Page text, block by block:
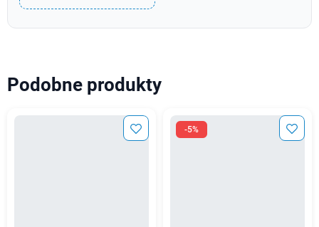
Podobne produkty
-5%